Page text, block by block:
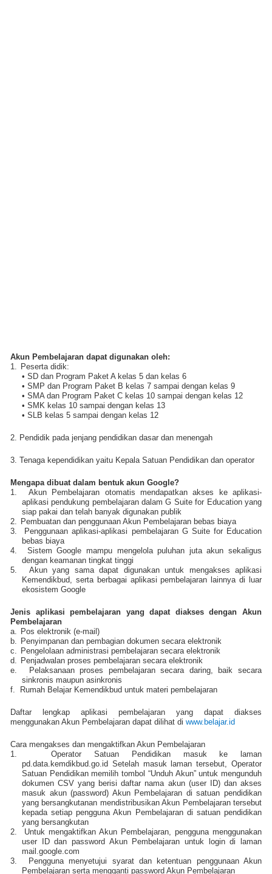
Akun Pembelajaran dapat digunakan oleh:
1. Peserta didik:
• SD dan Program Paket A kelas 5 dan kelas 6
• SMP dan Program Paket B kelas 7 sampai dengan kelas 9
• SMA dan Program Paket C kelas 10 sampai dengan kelas 12
• SMK kelas 10 sampai dengan kelas 13
• SLB kelas 5 sampai dengan kelas 12
2. Pendidik pada jenjang pendidikan dasar dan menengah
3. Tenaga kependidikan yaitu Kepala Satuan Pendidikan dan operator
Mengapa dibuat dalam bentuk akun Google?
1.
Akun Pembelajaran otomatis mendapatkan akses ke aplikasi-
aplikasi pendukung pembelajaran dalam G Suite for Education yang
siap pakai dan telah banyak digunakan publik
2. Pembuatan dan penggunaan Akun Pembelajaran bebas biaya
3.
Penggunaan aplikasi-aplikasi pembelajaran G Suite for Education
bebas biaya
4.
Sistem Google mampu mengelola puluhan juta akun sekaligus
dengan keamanan tingkat tinggi
5.
Akun yang sama dapat digunakan untuk mengakses aplikasi
Kemendikbud, serta berbagai aplikasi pembelajaran lainnya di luar
ekosistem Google
Jenis aplikasi pembelajaran yang dapat diakses dengan Akun
Pembelajaran
a. Pos elektronik (e-mail)
b. Penyimpanan dan pembagian dokumen secara elektronik
c. Pengelolaan administrasi pembelajaran secara elektronik
d. Penjadwalan proses pembelajaran secara elektronik
e.
Pelaksanaan proses pembelajaran secara daring, baik secara
sinkronis maupun asinkronis
f.
Rumah Belajar Kemendikbud untuk materi pembelajaran
Daftar lengkap aplikasi pembelajaran yang dapat diakses
menggunakan Akun Pembelajaran dapat dilihat di www.belajar.id
Cara mengakses dan mengaktifkan Akun Pembelajaran
1.
Operator Satuan Pendidikan masuk ke laman
pd.data.kemdikbud.go.id Setelah masuk laman tersebut, Operator
Satuan Pendidikan memilih tombol “Unduh Akun” untuk mengunduh
dokumen CSV yang berisi daftar nama akun (user ID) dan akses
masuk akun (password) Akun Pembelajaran di satuan pendidikan
yang bersangkutanan mendistribusikan Akun Pembelajaran tersebut
kepada setiap pengguna Akun Pembelajaran di satuan pendidikan
yang bersangkutan
2.
Untuk mengaktifkan Akun Pembelajaran, pengguna menggunakan
user ID dan password Akun Pembelajaran untuk login di laman
mail.google.com
3.
Pengguna menyetujui syarat dan ketentuan penggunaan Akun
Pembelajaran serta mengganti password Akun Pembelajaran